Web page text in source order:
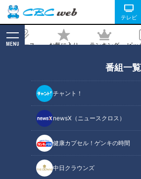
テレビ
ニュース お気に入り ランキング ピッ
MENU
番組一覧
チャント！
newsX（ニュースクロス）
健康カプセル！ゲンキの時間
中日クラウンズ
の取り調べに、思わず本音
2022/10/14 20:00